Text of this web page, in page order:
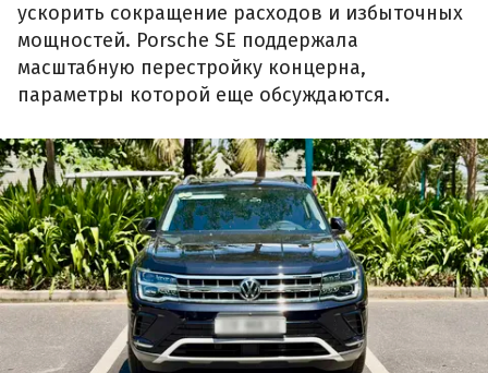
ускорить сокращение расходов и избыточных
мощностей. Porsche SE поддержала
масштабную перестройку концерна,
параметры которой еще обсуждаются.